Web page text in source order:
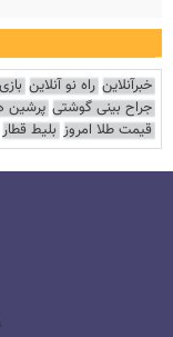
خبرآنلاین راه نو آنلاین
جراح بینی گوشتی پرشین
قیمت طلا امروز بلیط قطار